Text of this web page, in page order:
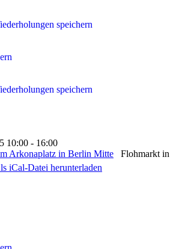
speichern
speichern
10:00 - 16:00
Arkonaplatz in Berlin Mitte Flohmarkt in